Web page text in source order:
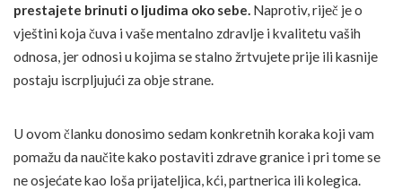
prestajete brinuti o ljudima oko sebe. Naprotiv, riječ je o
vještini koja čuva i vaše mentalno zdravlje i kvalitetu vaših
odnosa, jer odnosi u kojima se stalno žrtvujete prije ili kasnije
postaju iscrpljujući za obje strane.
U ovom članku donosimo sedam konkretnih koraka koji vam
pomažu da naučite kako postaviti zdrave granice i pri tome se
ne osjećate kao loša prijateljica, kći, partnerica ili kolegica.